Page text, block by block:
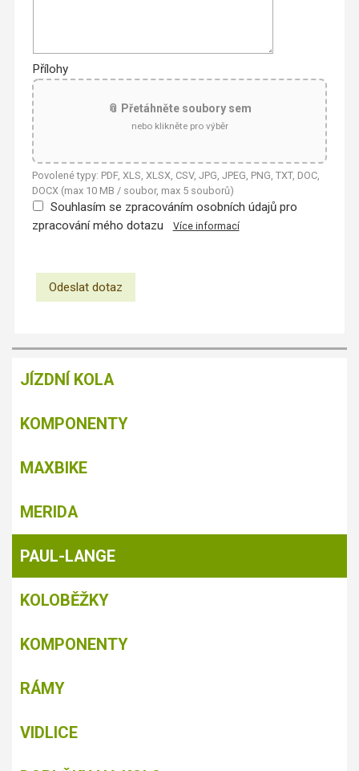
Přílohy
📎 Přetáhněte soubory sem
nebo klikněte pro výběr
Povolené typy: PDF, XLS, XLSX, CSV, JPG, JPEG, PNG, TXT, DOC,
DOCX (max 10 MB / soubor, max 5 souborů)
Souhlasím se zpracováním osobních údajů pro
zpracování mého dotazu
Více informací
JÍZDNÍ KOLA
KOMPONENTY
MAXBIKE
MERIDA
PAUL-LANGE
KOLOBĚŽKY
KOMPONENTY
RÁMY
VIDLICE